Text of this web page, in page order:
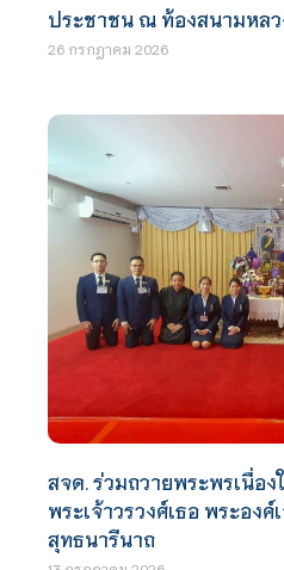
ประชาชน ณ ท้องสนามหลว
26 กรกฎาคม 2026
สจด. ร่วมถวายพระพรเนื่อ
พระเจ้าวรวงศ์เธอ พระอง
สุทธนารีนาถ